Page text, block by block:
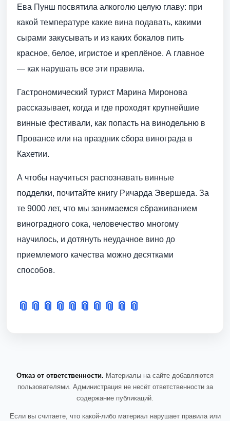
Ева Пунш посвятила алкоголю целую главу: при
какой температуре какие вина подавать, какими
сырами закусывать и из каких бокалов пить
красное, белое, игристое и креплёное. А главное
— как нарушать все эти правила.
Гастрономический турист Марина Миронова
рассказывает, когда и где проходят крупнейшие
винные фестивали, как попасть на винодельню в
Провансе или на праздник сбора винограда в
Кахетии.
А чтобы научиться распознавать винные
подделки, почитайте книгу Ричарда Эвершеда. За
те 9000 лет, что мы занимаемся сбраживанием
виноградного сока, человечество многому
научилось, и дотянуть неудачное вино до
приемлемого качества можно десятками
способов.
📎 📎 📎 📎 📎 📎 📎 📎 📎 📎
Отказ от ответственности. Материалы на сайте добавляются
пользователями. Администрация не несёт ответственности за
содержание публикаций.
Если вы считаете, что какой-либо материал нарушает правила или